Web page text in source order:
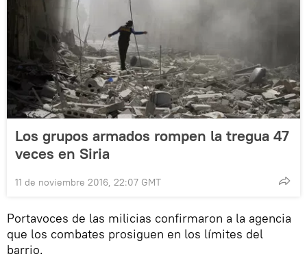
Los grupos armados rompen la tregua 47
veces en Siria
11 de noviembre 2016, 22:07 GMT
Portavoces de las milicias confirmaron a la agencia
que los combates prosiguen en los límites del
barrio.